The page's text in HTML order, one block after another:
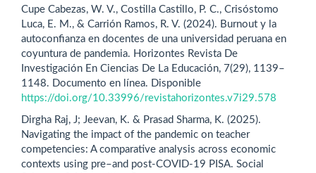
Cupe Cabezas, W. V., Costilla Castillo, P. C., Crisóstomo
Luca, E. M., & Carrión Ramos, R. V. (2024). Burnout y la
autoconfianza en docentes de una universidad peruana en
coyuntura de pandemia. Horizontes Revista De
Investigación En Ciencias De La Educación, 7(29), 1139–
1148. Documento en línea. Disponible
https://doi.org/10.33996/revistahorizontes.v7i29.578
Dirgha Raj, J; Jeevan, K. & Prasad Sharma, K. (2025).
Navigating the impact of the pandemic on teacher
competencies: A comparative analysis across economic
contexts using pre–and post-COVID-19 PISA. Social